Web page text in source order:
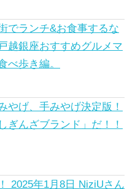
でランチ&お食事するな
越銀座おすすめグルメマ
べ歩き編。
やげ、手みやげ決定版！
ぎんざブランド」だ！！
2025年1月8日 NiziUさん